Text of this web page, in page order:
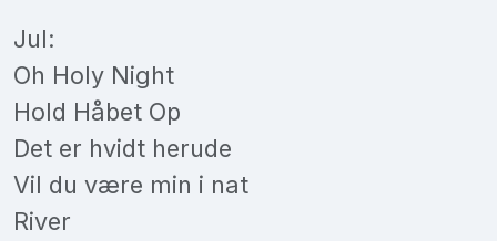
Jul:
Oh Holy Night
Hold Håbet Op
Det er hvidt herude
Vil du være min i nat
River